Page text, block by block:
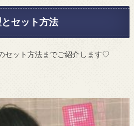
セット方法
セット方法までご紹介します♡